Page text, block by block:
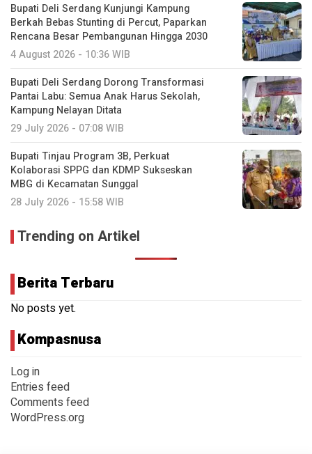
Bupati Deli Serdang Kunjungi Kampung
Berkah Bebas Stunting di Percut, Paparkan
Rencana Besar Pembangunan Hingga 2030
4 August 2026 - 10:36 WIB
Bupati Deli Serdang Dorong Transformasi
Pantai Labu: Semua Anak Harus Sekolah,
Kampung Nelayan Ditata
29 July 2026 - 07:08 WIB
Bupati Tinjau Program 3B, Perkuat
Kolaborasi SPPG dan KDMP Sukseskan
MBG di Kecamatan Sunggal
28 July 2026 - 15:58 WIB
Trending on Artikel
Berita Terbaru
No posts yet.
Kompasnusa
Log in
Entries feed
Comments feed
WordPress.org